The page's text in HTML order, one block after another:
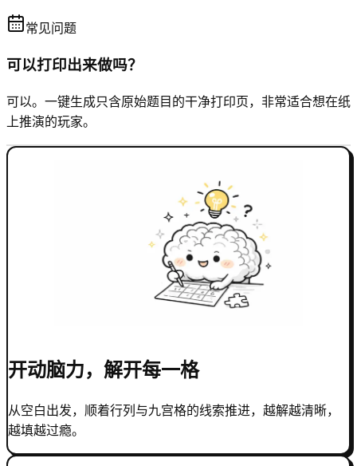
常见问题
可以打印出来做吗？
可以。一键生成只含原始题目的干净打印页，非常适合想在纸
上推演的玩家。
开动脑力，解开每一格
从空白出发，顺着行列与九宫格的线索推进，越解越清晰，
越填越过瘾。